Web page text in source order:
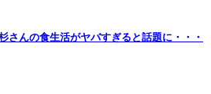
さんの食生活がヤバすぎると話題に・・・